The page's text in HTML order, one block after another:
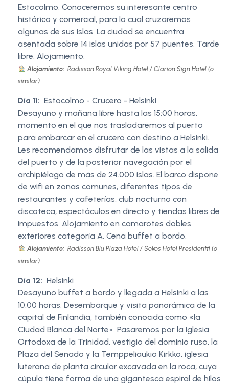
Estocolmo. Conoceremos su interesante centro
histórico y comercial, para lo cual cruzaremos
algunas de sus islas. La ciudad se encuentra
asentada sobre 14 islas unidas por 57 puentes. Tarde
libre. Alojamiento.
Alojamiento: Radisson Royal Viking Hotel / Clarion Sign Hotel (o
similar)
Día 11: Estocolmo - Crucero - Helsinki
Desayuno y mañana libre hasta las 15:00 horas,
momento en el que nos trasladaremos al puerto
para embarcar en el crucero con destino a Helsinki.
Les recomendamos disfrutar de las vistas a la salida
del puerto y de la posterior navegación por el
archipiélago de más de 24.000 islas. El barco dispone
de wifi en zonas comunes, diferentes tipos de
restaurantes y cafeterías, club nocturno con
discoteca, espectáculos en directo y tiendas libres de
impuestos. Alojamiento en camarotes dobles
exteriores categoría A. Cena buffet a bordo.
Alojamiento: Radisson Blu Plaza Hotel / Sokos Hotel Presidentti (o
similar)
Día 12: Helsinki
Desayuno buffet a bordo y llegada a Helsinki a las
10:00 horas. Desembarque y visita panorámica de la
capital de Finlandia, también conocida como «la
Ciudad Blanca del Norte». Pasaremos por la Iglesia
Ortodoxa de la Trinidad, vestigio del dominio ruso, la
Plaza del Senado y la Temppeliaukio Kirkko, iglesia
luterana de planta circular excavada en la roca, cuya
cúpula tiene forma de una gigantesca espiral de hilos